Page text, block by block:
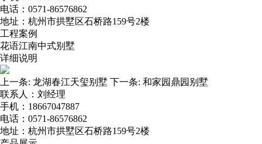
电话：0571-86576862
地址：杭州市拱墅区石桥路159号2楼
工程案例
花语江南中式别墅
详细说明
上一条: 龙湖春江天玺别墅 下一条: 和家园鼎园别墅
联系人：刘经理
手机：18667047887
电话：0571-86576862
地址：杭州市拱墅区石桥路159号2楼